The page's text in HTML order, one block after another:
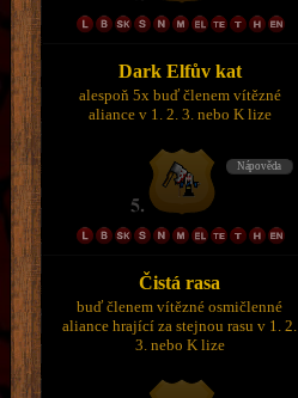
Dark Elfův kat
alespoň 5x buď členem vítězné
aliance v 1. 2. 3. nebo K lize
Čistá rasa
buď členem vítězné osmičlenné
aliance hrající za stejnou rasu v 1. 2.
3. nebo K lize